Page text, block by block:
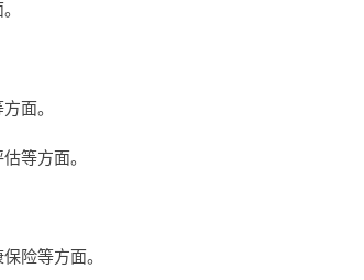
面。
等方面。
险等方面。